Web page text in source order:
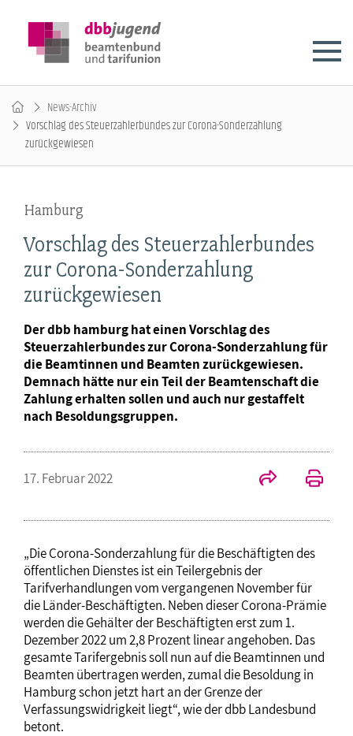
News-Archiv
Vorschlag des Steuerzahlerbundes zur Corona-Sonderzahlung
zurückgewiesen
Hamburg
Vorschlag des Steuerzahlerbundes
zur Corona-Sonderzahlung
zurückgewiesen
Der dbb hamburg hat einen Vorschlag des
Steuerzahlerbundes zur Corona-Sonderzahlung für
die Beamtinnen und Beamten zurückgewiesen.
Demnach hätte nur ein Teil der Beamtenschaft die
Zahlung erhalten sollen und auch nur gestaffelt
nach Besoldungsgruppen.
17. Februar 2022
„Die Corona-Sonderzahlung für die Beschäftigten des
öffentlichen Dienstes ist ein Teilergebnis der
Tarifverhandlungen vom vergangenen November für
die Länder-Beschäftigten. Neben dieser Corona-Prämie
werden die Gehälter der Beschäftigten erst zum 1.
Dezember 2022 um 2,8 Prozent linear angehoben. Das
gesamte Tarifergebnis soll nun auf die Beamtinnen und
Beamten übertragen werden, zumal die Besoldung in
Hamburg schon jetzt hart an der Grenze der
Verfassungswidrigkeit liegt“, wie der dbb Landesbund
betont.